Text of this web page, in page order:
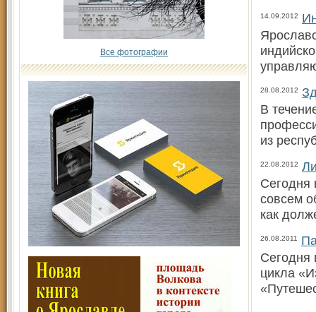
Все фотографии
14.09.2012
28.08.2012
В
из
22.08.2012
Сегодня
совсем
как
26.08.2011
Сегодня
цикла